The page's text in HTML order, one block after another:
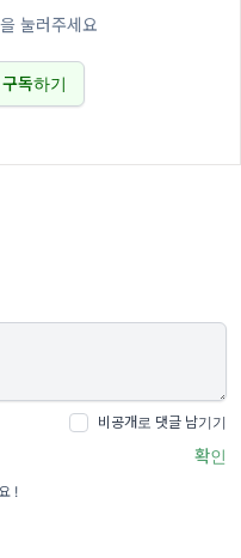
눌러주세요
구독하기
비공개로 댓글 남기기
확인
!